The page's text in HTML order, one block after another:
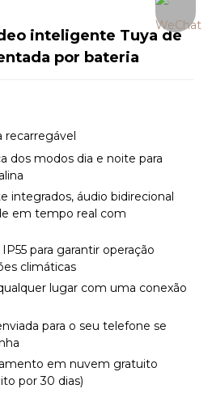
inteligente Tuya de
por bateria
recarregável
dos modos dia e noite para
integrados, áudio bidirecional
em tempo real com
para garantir operação
climáticas
lugar com uma conexão
para o seu telefone se
em nuvem gratuito
por 30 dias)